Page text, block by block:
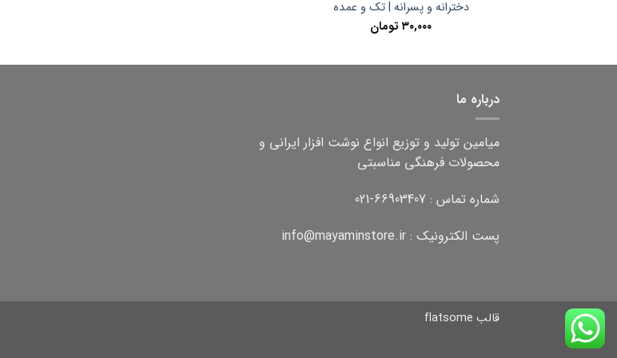
دخترانه و پسرانه | تک و عمده
۳۰,۰۰۰ تومان
درباره ما
میامین تولید و توزیع انواع نوشت افزار ایرانی و
محصولات فرهنگی مناسبتی
شماره تماس : 66903407-021
پست الکترونیک : info@mayaminstore.ir
قالب flatsome